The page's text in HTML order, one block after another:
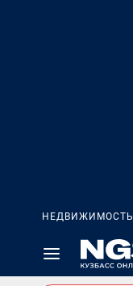
НЕДВИЖИМОСТЬ